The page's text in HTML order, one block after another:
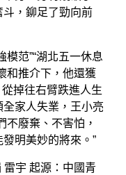
，鉚足了勁向前
范”“湖北五一休息
和推介下，他還獲
掉往右臂跌進人生
家人失業，王小亮
不廢棄、不害怕，
明美妙的將來。”
雷宇 起源：中國青